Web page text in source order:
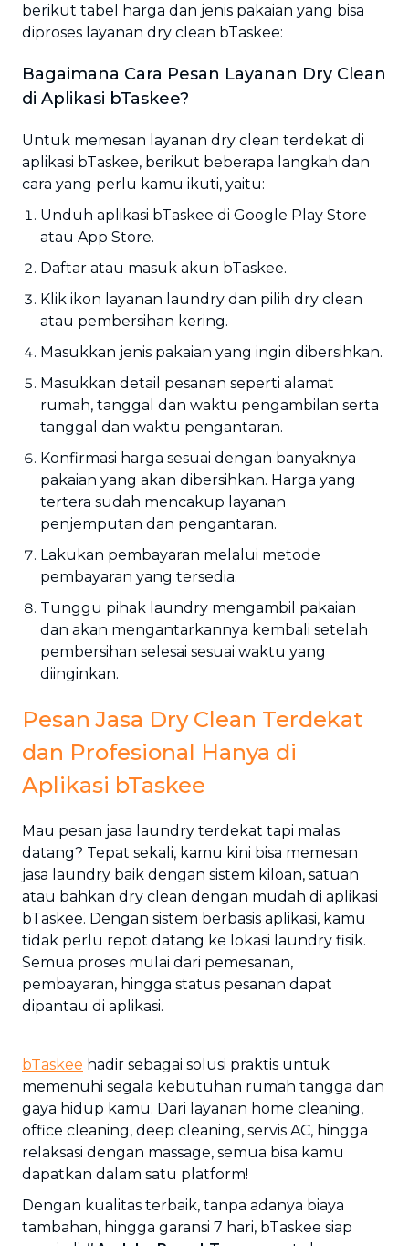
berikut tabel harga dan jenis pakaian yang bisa
diproses layanan dry clean bTaskee:
Bagaimana Cara Pesan Layanan Dry Clean
di Aplikasi bTaskee?
Untuk memesan layanan dry clean terdekat di
aplikasi bTaskee, berikut beberapa langkah dan
cara yang perlu kamu ikuti, yaitu:
Unduh aplikasi bTaskee di Google Play Store
atau App Store.
Daftar atau masuk akun bTaskee.
Klik ikon layanan laundry dan pilih dry clean
atau pembersihan kering.
Masukkan jenis pakaian yang ingin dibersihkan.
Masukkan detail pesanan seperti alamat
rumah, tanggal dan waktu pengambilan serta
tanggal dan waktu pengantaran.
Konfirmasi harga sesuai dengan banyaknya
pakaian yang akan dibersihkan. Harga yang
tertera sudah mencakup layanan
penjemputan dan pengantaran.
Lakukan pembayaran melalui metode
pembayaran yang tersedia.
Tunggu pihak laundry mengambil pakaian
dan akan mengantarkannya kembali setelah
pembersihan selesai sesuai waktu yang
diinginkan.
Pesan Jasa Dry Clean Terdekat
dan Profesional Hanya di
Aplikasi bTaskee
Mau pesan jasa laundry terdekat tapi malas
datang? Tepat sekali, kamu kini bisa memesan
jasa laundry baik dengan sistem kiloan, satuan
atau bahkan dry clean dengan mudah di aplikasi
bTaskee. Dengan sistem berbasis aplikasi, kamu
tidak perlu repot datang ke lokasi laundry fisik.
Semua proses mulai dari pemesanan,
pembayaran, hingga status pesanan dapat
dipantau di aplikasi.
bTaskee hadir sebagai solusi praktis untuk
memenuhi segala kebutuhan rumah tangga dan
gaya hidup kamu. Dari layanan home cleaning,
office cleaning, deep cleaning, servis AC, hingga
relaksasi dengan massage, semua bisa kamu
dapatkan dalam satu platform!
Dengan kualitas terbaik, tanpa adanya biaya
tambahan, hingga garansi 7 hari, bTaskee siap